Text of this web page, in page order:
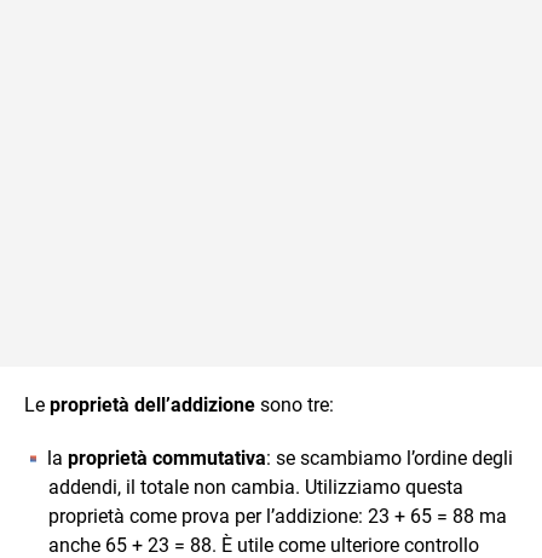
Le proprietà dell’addizione sono tre:
la proprietà commutativa: se scambiamo l’ordine degli
addendi, il totale non cambia. Utilizziamo questa
proprietà come prova per l’addizione: 23 + 65 = 88 ma
anche 65 + 23 = 88. È utile come ulteriore controllo